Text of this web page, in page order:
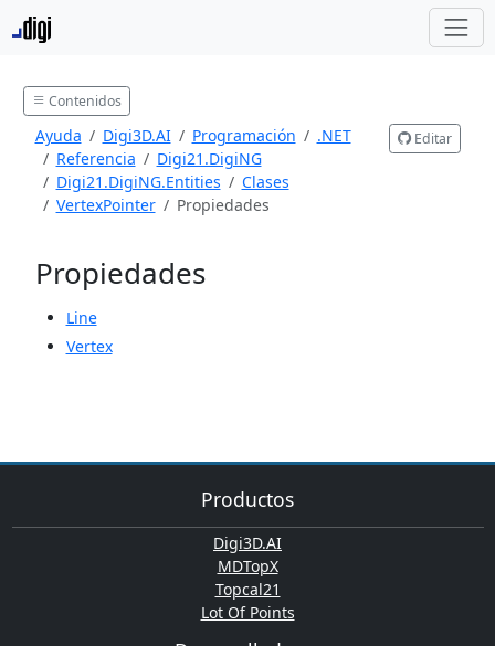
Contenidos
Ayuda Digi3D.AI Programación
.NET
Referencia
Digi21.DigiNG
Digi21.DigiNG.Entities
Clases
VertexPointer
Propiedades
Editar
Propiedades
Line
Vertex
Productos
Digi3D.AI
MDTopX
Topcal21
Lot Of Points